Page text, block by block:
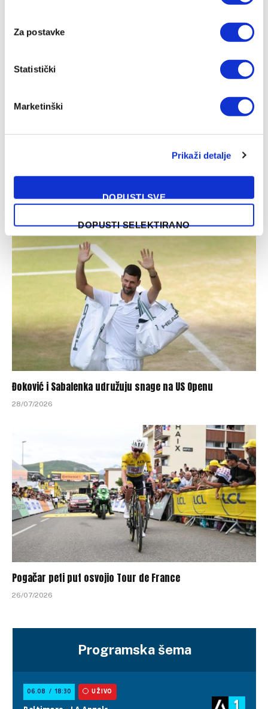
Za postavke
Statistički
Marketinški
Prikaži detalje
DOPUSTI SVE
DOPUSTI SELEKTIRANO
Muzaferija: Ovo su vijesti za koje sam se nadala da ih neću
morati objaviti
Đoković i Sabalenka udružuju snage na US Openu
28/07/2026
Pogačar peti put osvojio Tour de France
26/07/2026
Programska šema